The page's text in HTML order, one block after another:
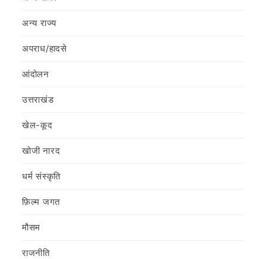
अन्य राज्य
अपराध/हादसे
आंदोलन
उत्तराखंड
खेल-कूद
खोजी नारद
धर्म संस्कृति
फ़िल्‍म जगत
मौसम
राजनीति